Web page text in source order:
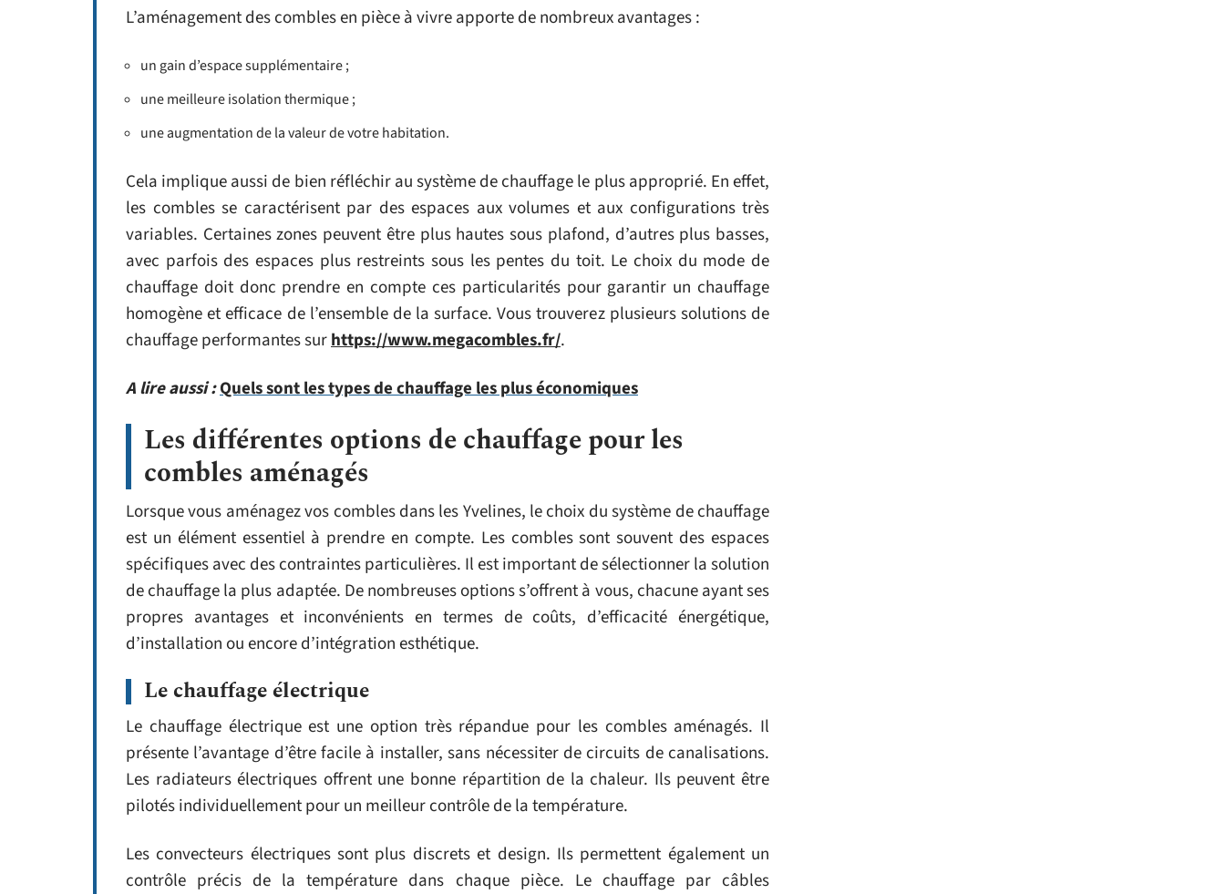
L’aménagement des combles en pièce à vivre apporte de nombreux avantages :
un gain d’espace supplémentaire ;
une meilleure isolation thermique ;
une augmentation de la valeur de votre habitation.
Cela implique aussi de bien réfléchir au système de chauffage le plus approprié. En effet,
les combles se caractérisent par des espaces aux volumes et aux configurations très
variables. Certaines zones peuvent être plus hautes sous plafond, d’autres plus basses,
avec parfois des espaces plus restreints sous les pentes du toit. Le choix du mode de
chauffage doit donc prendre en compte ces particularités pour garantir un chauffage
homogène et efficace de l’ensemble de la surface. Vous trouverez plusieurs solutions de
chauffage performantes surhttps://www.megacombles.fr/.
A lire aussi :Quels sont les types de chauffage les plus économiques
Les différentes options de chauffage pour les
combles aménagés
Lorsque vous aménagez vos combles dans les Yvelines, le choix du système de chauffage
est un élément essentiel à prendre en compte. Les combles sont souvent des espaces
spécifiques avec des contraintes particulières. Il est important de sélectionner la solution
de chauffage la plus adaptée. De nombreuses options s’offrent à vous, chacune ayant ses
propres avantages et inconvénients en termes de coûts, d’efficacité énergétique,
d’installation ou encore d’intégration esthétique.
Le chauffage électrique
Le chauffage électrique est une option très répandue pour les combles aménagés. Il
présente l’avantage d’être facile à installer, sans nécessiter de circuits de canalisations.
Les radiateurs électriques offrent une bonne répartition de la chaleur. Ils peuvent être
pilotés individuellement pour un meilleur contrôle de la température.
Les convecteurs électriques sont plus discrets et design. Ils permettent également un
contrôle précis de la température dans chaque pièce. Le chauffage par câbles